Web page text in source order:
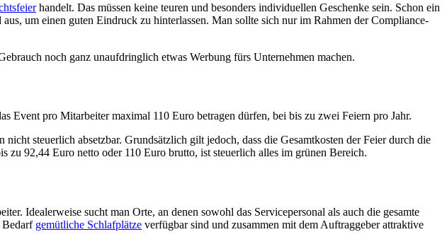
handelt. Das müssen keine teuren und besonders individuellen Geschenke sein. Schon ein
um einen guten Eindruck zu hinterlassen. Man sollte sich nur im Rahmen der Compliance-
noch ganz unaufdringlich etwas Werbung fürs Unternehmen machen.
Event pro Mitarbeiter maximal 110 Euro betragen dürfen, bei bis zu zwei Feiern pro Jahr.
steuerlich absetzbar. Grundsätzlich gilt jedoch, dass die Gesamtkosten der Feier durch die
zu 92,44 Euro netto oder 110 Euro brutto, ist steuerlich alles im grünen Bereich.
Idealerweise sucht man Orte, an denen sowohl das Servicepersonal als auch die gesamte
Bedarf gemütliche Schlafplätze verfügbar sind und zusammen mit dem Auftraggeber attraktive